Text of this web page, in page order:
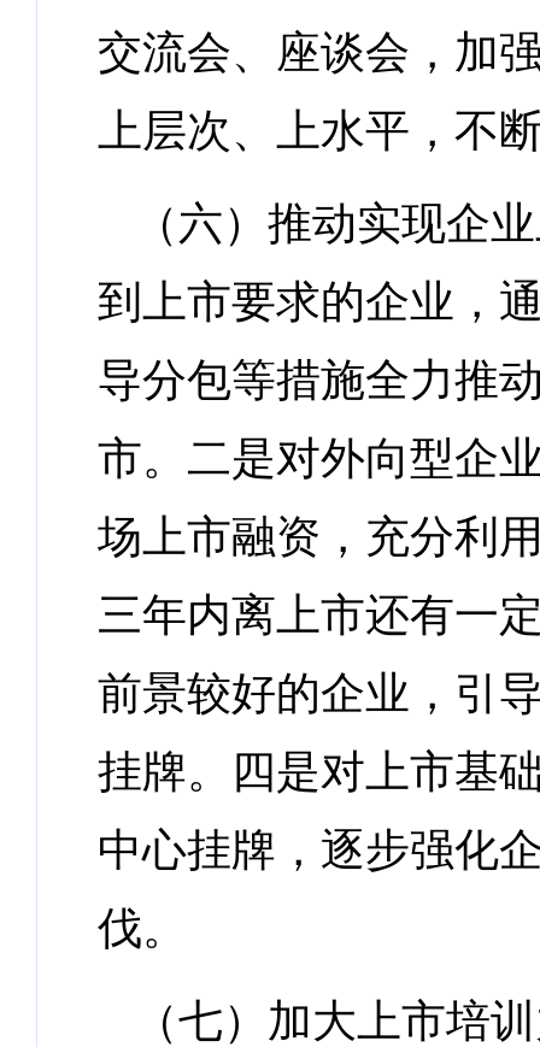
交流会、座谈会，加
上层次、上水平，不
（六）推动实现企
到上市要求的企业，
导分包等措施全力推
市。二是对外向型企
场上市融资，充分利
三年内离上市还有一
前景较好的企业，引
挂牌。四是对上市基
中心挂牌，逐步强化
伐。
（七）加大上市培